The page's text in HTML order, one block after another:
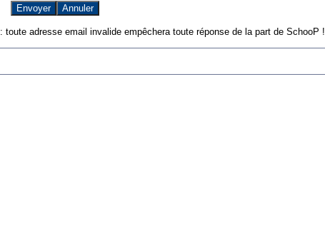
: toute adresse email invalide empêchera toute réponse de la part de SchooP !